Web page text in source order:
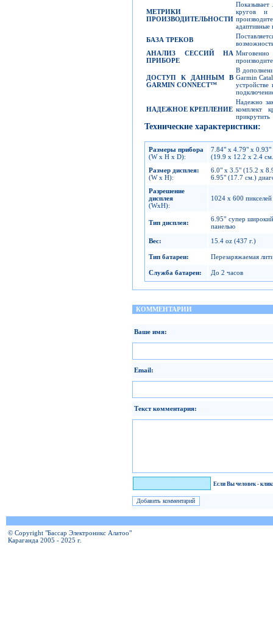
МЕТРИКИ
ПРОИЗВОДИТЕЛЬНОСТИ
Показывает
кругов и
адаптивные
БАЗА ТРЕКОВ
АНАЛИЗ СЕССИЙ НА
ПРИБОРЕ
ДОСТУП К ДАННЫМ В
GARMIN CONNECT™
В
Garmin
НАДЕЖНОЕ КРЕПЛЕНИЕ
Надежно
комплект
прикрутить
Технические характеристики:
Размеры прибора
(W x H x D):
7.84" x 4.79" x 0.93"
(19.9 x 12.2 x 2.4
Размер дисплея:
(W x H):
6.0" x 3.5" (15.2 x
6.95" (17.7 см.)
Разрешение
дисплея
(WxH):
1024 x 600 пикселей
Тип дисплея:
6.95" супер
панелью
Вес: 15.4 oz (437 г.)
Тип батареи: Перезаряжаемая
Служба батареи: До 2 часов
КОММЕНТАРИИ
Ваше имя:
Email:
Текст комментария:
Если Вы человек -
© Copyright "Бассар Электроникс Алатоо"
Караганда 2005 - 2025 г.